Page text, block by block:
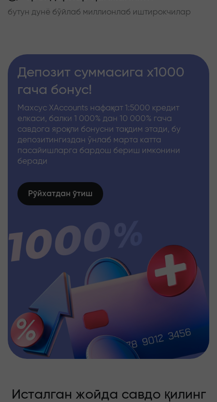
бутун дунё бўйлаб миллионлаб иштирокчилар
Депозит суммасига x1000
гача бонус!
Махсус XAccounts нафақат 1:5000 кредит
елкаси, балки 1 000% дан 10 000% гача
савдога яроқли бонусни тақдим этади, бу
депозитингиздан ўнлаб марта катта
пасайишларга бардош бериш имконини
беради
Рўйхатдан ўтиш
Исталган жойда савдо қилинг